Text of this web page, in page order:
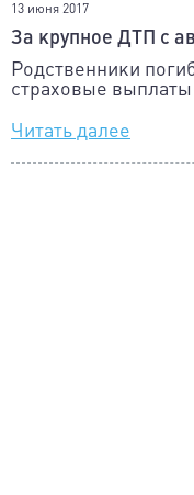
13 июня 2017
За крупное ДТП с
Родственники
страховые
Читать далее